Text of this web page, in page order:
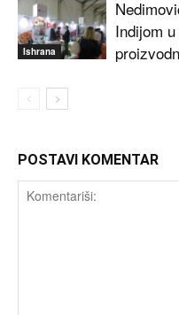
Ishrana
Indijom
POSTAVI KOMENTAR